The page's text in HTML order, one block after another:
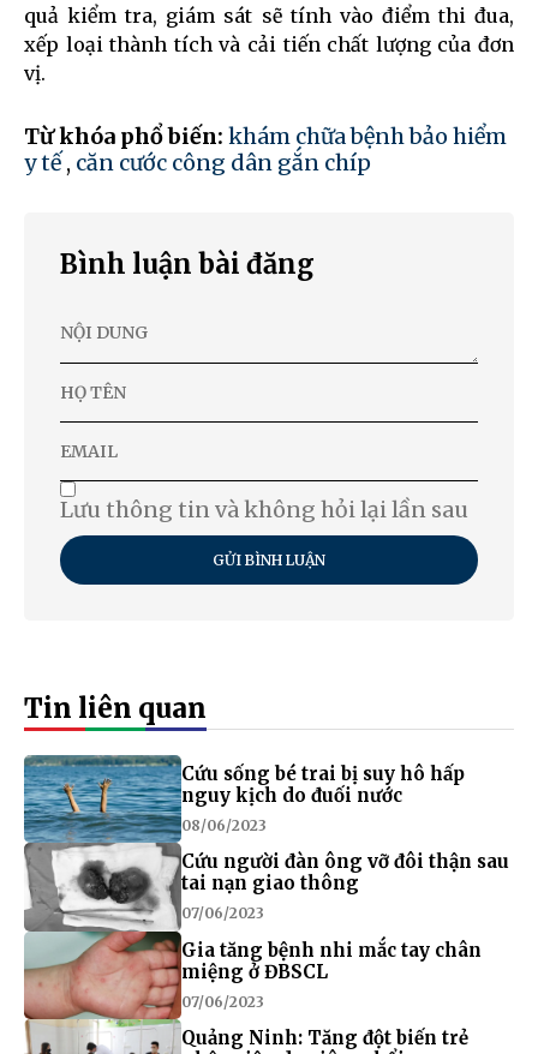
quả kiểm tra, giám sát sẽ tính vào điểm thi đua,
xếp loại thành tích và cải tiến chất lượng của đơn
vị.
Từ khóa phổ biến: khám chữa bệnh bảo hiểm
y tế, căn cước công dân gắn chíp
Bình luận bài đăng
Lưu thông tin và không hỏi lại lần sau
GỬI BÌNH LUẬN
Tin liên quan
Cứu sống bé trai bị suy hô hấp
nguy kịch do đuối nước
08/06/2023
Cứu người đàn ông vỡ đôi thận sau
tai nạn giao thông
07/06/2023
Gia tăng bệnh nhi mắc tay chân
miệng ở ĐBSCL
07/06/2023
Quảng Ninh: Tăng đột biến trẻ